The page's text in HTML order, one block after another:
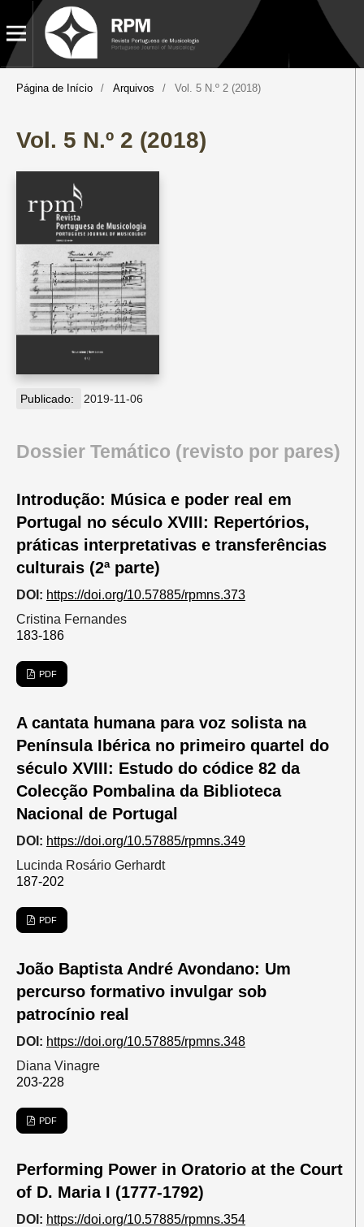
Página de Início / Arquivos / Vol. 5 N.º 2 (2018)
Vol. 5 N.º 2 (2018)
Publicado: 2019-11-06
Dossier Temático (revisto por pares)
Introdução: Música e poder real em
Portugal no século XVIII: Repertórios,
práticas interpretativas e transferências
culturais (2ª parte)
DOI: https://doi.org/10.57885/rpmns.373
Cristina Fernandes
183-186
PDF
A cantata humana para voz solista na
Península Ibérica no primeiro quartel do
século XVIII: Estudo do códice 82 da
Colecção Pombalina da Biblioteca
Nacional de Portugal
DOI: https://doi.org/10.57885/rpmns.349
Lucinda Rosário Gerhardt
187-202
PDF
João Baptista André Avondano: Um
percurso formativo invulgar sob
patrocínio real
DOI: https://doi.org/10.57885/rpmns.348
Diana Vinagre
203-228
PDF
Performing Power in Oratorio at the Court
of D. Maria I (1777-1792)
DOI: https://doi.org/10.57885/rpmns.354